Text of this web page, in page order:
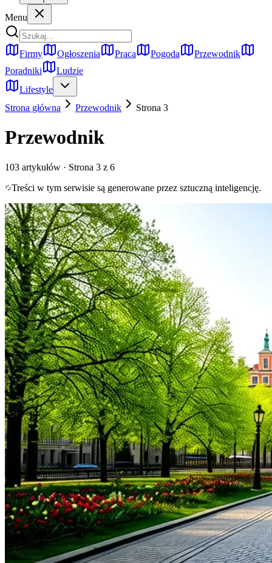
Menu
Firmy Ogłoszenia Praca Pogoda
Przewodnik
Poradniki
Ludzie
Lifestyle
Strona główna
Przewodnik Strona 3
Przewodnik
103 artykułów · Strona 3 z 6
Treści w tym serwisie są generowane przez sztuczną inteligencję.